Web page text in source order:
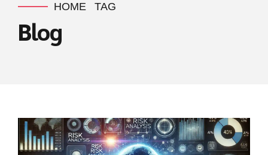
HOME TAG
Blog